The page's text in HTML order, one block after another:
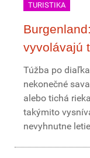
TURISTIKA
vyvolávajú
Túžba po
nekonečné
alebo tichá
takýmito
nevyhnutne